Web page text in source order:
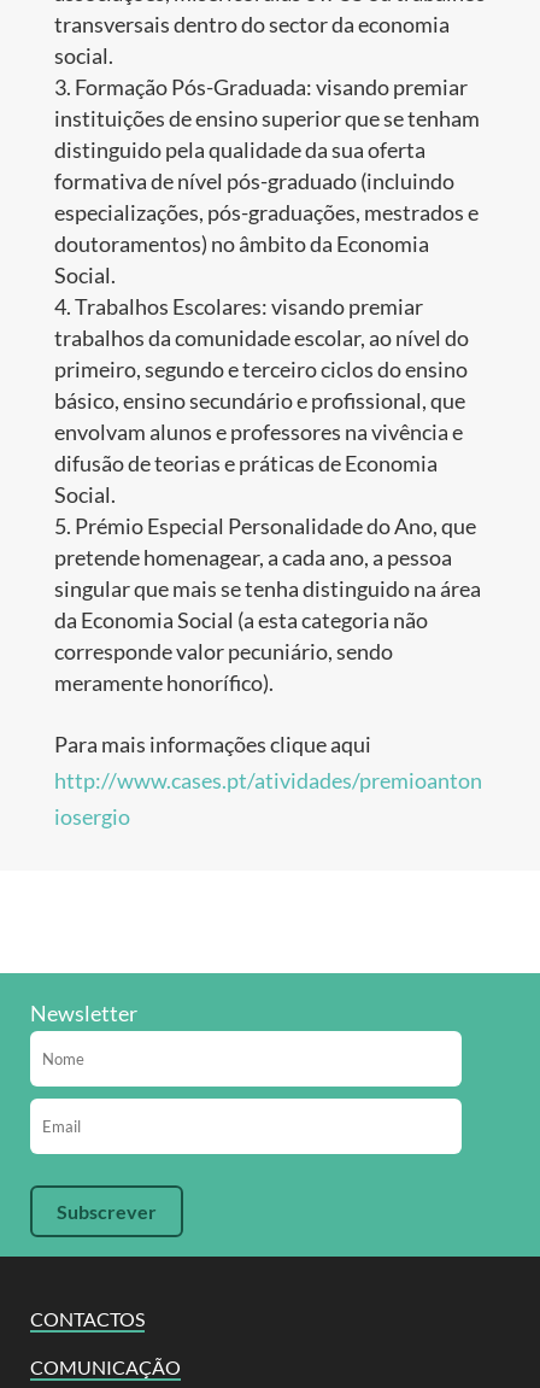
transversais dentro do sector da economia
social.
Formação Pós-Graduada: visando premiar
instituições de ensino superior que se tenham
distinguido pela qualidade da sua oferta
formativa de nível pós-graduado (incluindo
especializações, pós-graduações, mestrados e
doutoramentos) no âmbito da Economia
Social.
Trabalhos Escolares: visando premiar
trabalhos da comunidade escolar, ao nível do
primeiro, segundo e terceiro ciclos do ensino
básico, ensino secundário e profissional, que
envolvam alunos e professores na vivência e
difusão de teorias e práticas de Economia
Social.
Prémio Especial Personalidade do Ano, que
pretende homenagear, a cada ano, a pessoa
singular que mais se tenha distinguido na área
da Economia Social (a esta categoria não
corresponde valor pecuniário, sendo
meramente honorífico).
Para mais informações clique aqui
http://www.cases.pt/atividades/premioanton
iosergio
CONTACTOS
COMUNICAÇÃO
Newsletter